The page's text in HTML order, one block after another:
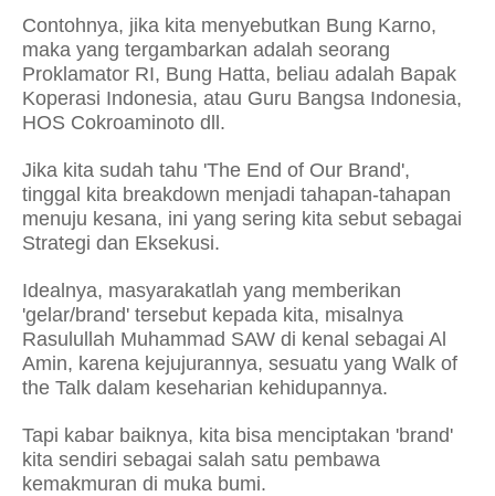
Contohnya, jika kita menyebutkan Bung Karno,
maka yang tergambarkan adalah seorang
Proklamator RI, Bung Hatta, beliau adalah Bapak
Koperasi Indonesia, atau Guru Bangsa Indonesia,
HOS Cokroaminoto dll.
Jika kita sudah tahu 'The End of Our Brand',
tinggal kita breakdown menjadi tahapan-tahapan
menuju kesana, ini yang sering kita sebut sebagai
Strategi dan Eksekusi.
Idealnya, masyarakatlah yang memberikan
'gelar/brand' tersebut kepada kita, misalnya
Rasulullah Muhammad SAW di kenal sebagai Al
Amin, karena kejujurannya, sesuatu yang Walk of
the Talk dalam keseharian kehidupannya.
Tapi kabar baiknya, kita bisa menciptakan 'brand'
kita sendiri sebagai salah satu pembawa
kemakmuran di muka bumi.